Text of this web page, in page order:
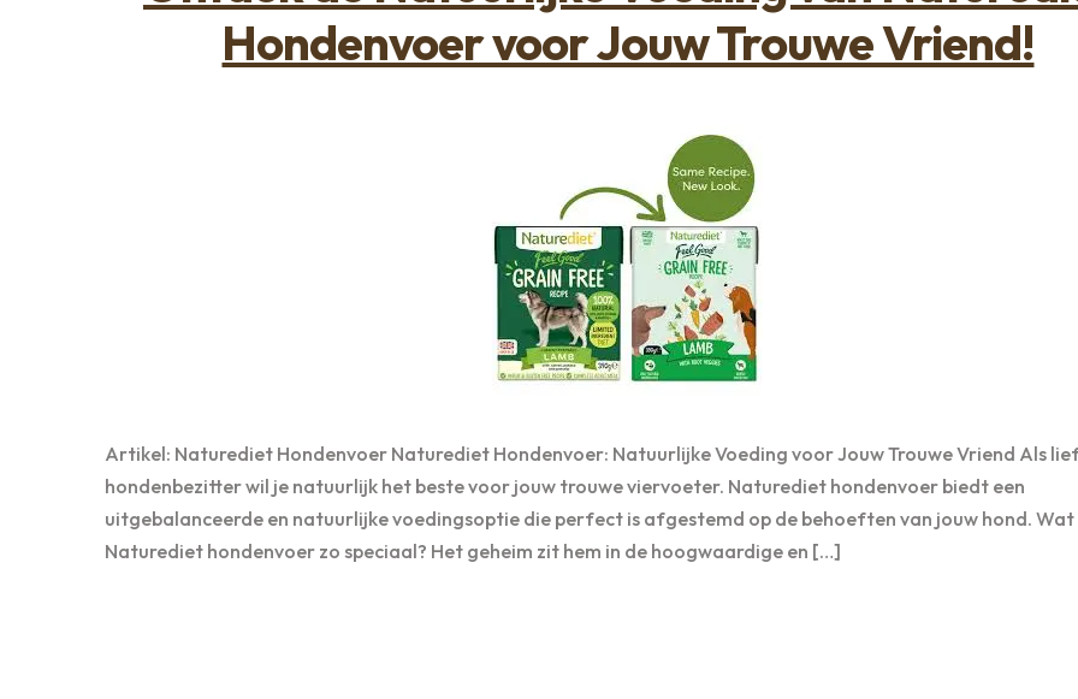
Hondenvoer voor Jouw Trouwe Vriend!
Artikel: Naturediet Hondenvoer Naturediet Hondenvoer: Natuurlijke Voeding voor Jouw Trouwe Vriend Als
hondenbezitter wil je natuurlijk het beste voor jouw trouwe viervoeter. Naturediet hondenvoer biedt een
uitgebalanceerde en natuurlijke voedingsoptie die perfect is afgestemd op de behoeften van jouw hond.
Naturediet hondenvoer zo speciaal? Het geheim zit hem in de hoogwaardige en […]